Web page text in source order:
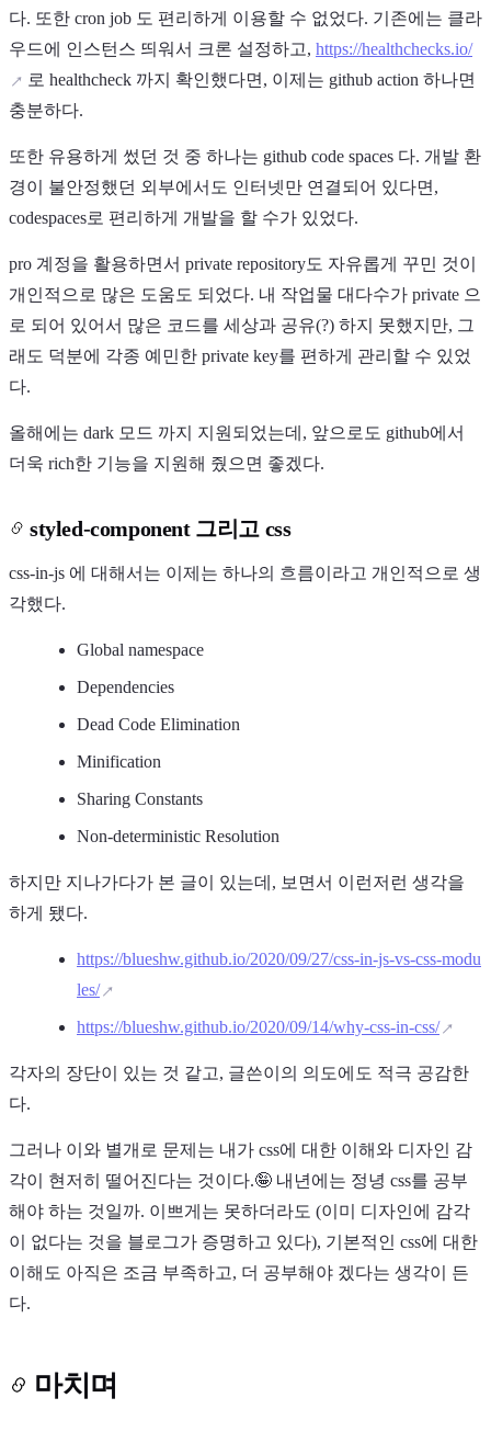
다. 또한 cron job 도 편리하게 이용할 수 없었다. 기존에는 클라
우드에 인스턴스 띄워서 크론 설정하고, https://healthchecks.io/
로 healthcheck 까지 확인했다면, 이제는 github action 하나면
충분하다.
또한 유용하게 썼던 것 중 하나는 github code spaces 다. 개발 환
경이 불안정했던 외부에서도 인터넷만 연결되어 있다면,
codespaces로 편리하게 개발을 할 수가 있었다.
pro 계정을 활용하면서 private repository도 자유롭게 꾸민 것이
개인적으로 많은 도움도 되었다. 내 작업물 대다수가 private 으
로 되어 있어서 많은 코드를 세상과 공유(?) 하지 못했지만, 그
래도 덕분에 각종 예민한 private key를 편하게 관리할 수 있었
다.
올해에는 dark 모드 까지 지원되었는데, 앞으로도 github에서
더욱 rich한 기능을 지원해 줬으면 좋겠다.
styled-component 그리고 css
css-in-js 에 대해서는 이제는 하나의 흐름이라고 개인적으로 생
각했다.
Global namespace
Dependencies
Dead Code Elimination
Minification
Sharing Constants
Non-deterministic Resolution
하지만 지나가다가 본 글이 있는데, 보면서 이런저런 생각을
하게 됐다.
https://blueshw.github.io/2020/09/27/css-in-js-vs-css-modu
les/
https://blueshw.github.io/2020/09/14/why-css-in-css/
각자의 장단이 있는 것 같고, 글쓴이의 의도에도 적극 공감한
다.
그러나 이와 별개로 문제는 내가 css에 대한 이해와 디자인 감
각이 현저히 떨어진다는 것이다.🤪 내년에는 정녕 css를 공부
해야 하는 것일까. 이쁘게는 못하더라도 (이미 디자인에 감각
이 없다는 것을 블로그가 증명하고 있다), 기본적인 css에 대한
이해도 아직은 조금 부족하고, 더 공부해야 겠다는 생각이 든
다.
마치며